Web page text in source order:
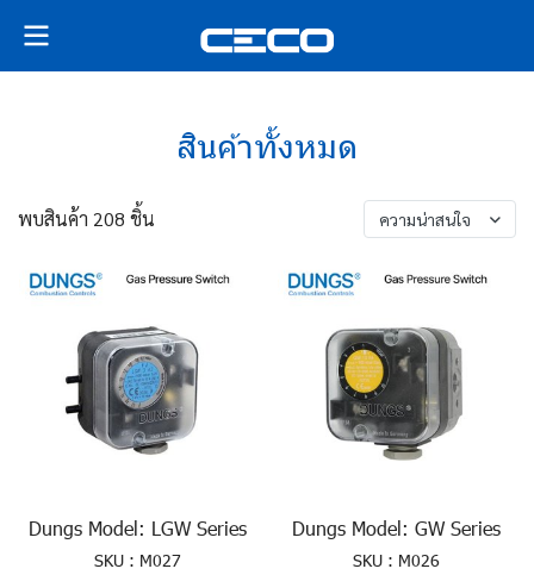
สินค้าทั้งหมด
พบสินค้า 208 ชิ้น ความน่าสนใจ
Dungs Model: LGW Series
SKU : M027
Dungs Model: GW Series
SKU : M026